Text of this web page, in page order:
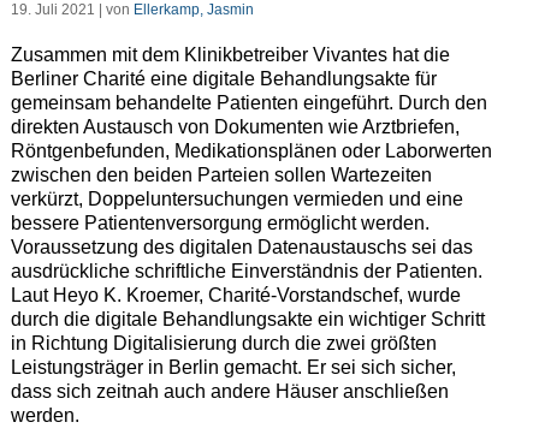
19. Juli 2021 | von Ellerkamp, Jasmin
Zusammen mit dem Klinikbetreiber Vivantes hat die
Berliner Charité eine digitale Behandlungsakte für
gemeinsam behandelte Patienten eingeführt. Durch den
direkten Austausch von Dokumenten wie Arztbriefen,
Röntgenbefunden, Medikationsplänen oder Laborwerten
zwischen den beiden Parteien sollen Wartezeiten
verkürzt, Doppeluntersuchungen vermieden und eine
bessere Patientenversorgung ermöglicht werden.
Voraussetzung des digitalen Datenaustauschs sei das
ausdrückliche schriftliche Einverständnis der Patienten.
Laut Heyo K. Kroemer, Charité-Vorstandschef, wurde
durch die digitale Behandlungsakte ein wichtiger Schritt
in Richtung Digitalisierung durch die zwei größten
Leistungsträger in Berlin gemacht. Er sei sich sicher,
dass sich zeitnah auch andere Häuser anschließen
werden.